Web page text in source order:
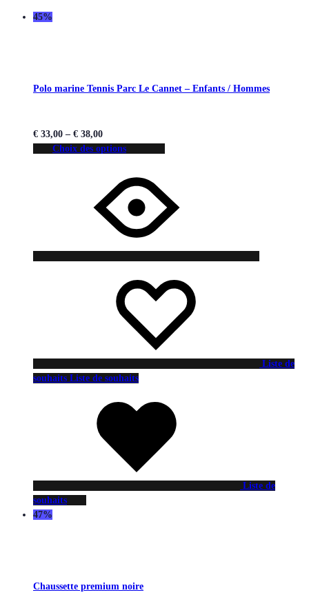
45%
Polo marine Tennis Parc Le Cannet – Enfants / Hommes
€ 33,00 – € 38,00
Choix des options
Liste de
souhaits Liste de souhaits
Liste de
souhaits
47%
Chaussette premium noire